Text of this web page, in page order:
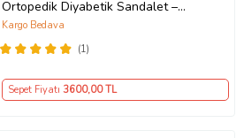
Ortopedik Diyabetik Sandalet –
Gerçek Deri, Kayık Taban, Medikal
Konfor (Siyah Deri)
(1)
Kargo Bedava
Sepet Fiyatı 3600,00 TL